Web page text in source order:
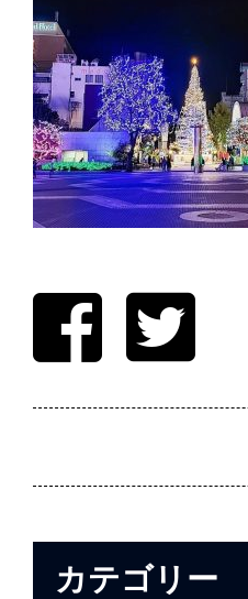
カテゴリー